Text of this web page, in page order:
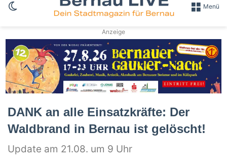
Skin umschalten Menü
Anzeige
DANK an alle Einsatzkräfte: Der
Waldbrand in Bernau ist gelöscht!
Update am 21.08. um 9 Uhr